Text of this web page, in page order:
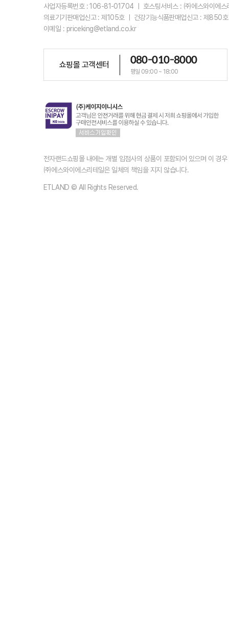
사업자등록번호 : 106-81-01704 ㅣ 호스팅서비스 : ㈜에스와이에
의료기기판매업신고 : 제105호 ㅣ 건강기능식품판매업신고 : 제850
이메일 : priceking@etland.co.kr
쇼핑몰 고객센터 080-010-8000
평일 09:00 ~ 18:00
전자랜드쇼핑몰 내에는 개별 입점사의 상품이 포함되어 있으며 이 경
㈜에스와이에스리테일은 일체의 책임을 지지 않습니다.
ETLAND © All Rights Reserved.